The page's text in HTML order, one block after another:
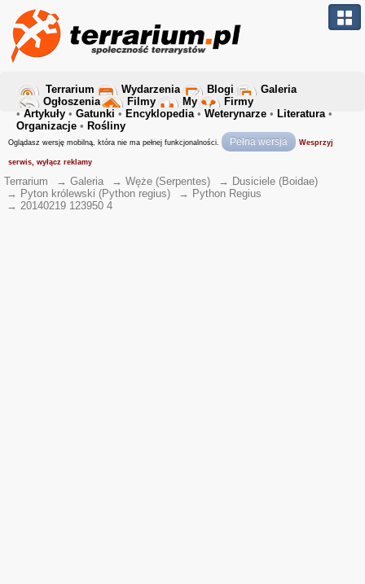
Terrarium Wydarzenia Blogi
Galeria
Ogłoszenia
Filmy My
Firmy
• Artykuły • Gatunki • Encyklopedia• Weterynarze • Literatura•
Organizacje • Rośliny
Oglądasz wersję mobilną, która nie ma pełnej funkcjonalności. Pełna wersja Wesprzyj
serwis, wyłącz reklamy
Terrarium → Galeria → Węże (Serpentes) → Dusiciele (Boidae)
→ Pyton królewski (Python regius) → Python Regius
→ 20140219 123950 4